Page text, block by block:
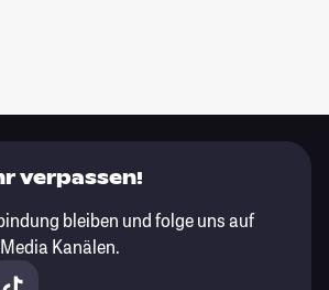
verpassen!
bleiben und folge uns auf
Kanälen.